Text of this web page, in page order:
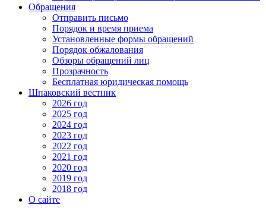
Обращения
Отправить письмо
Порядок и время приема
Установленные формы обращений
Порядок обжалования
Обзоры обращений лиц
Прозрачность
Бесплатная юридическая помощь
Шпаковский вестник
2026 год
2025 год
2024 год
2023 год
2022 год
2021 год
2020 год
2019 год
2018 год
О сайте